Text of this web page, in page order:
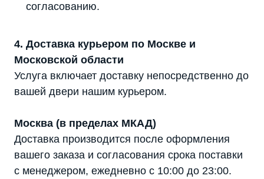
согласованию.
4. Доставка курьером по Москве и
Московской области
Услуга включает доставку непосредственно до
вашей двери нашим курьером.
Москва (в пределах МКАД)
Доставка производится после оформления
вашего заказа и согласования срока поставки
с менеджером, ежедневно с 10:00 до 23:00.
Телефон:
8 (800) 444-75-17
Почта: